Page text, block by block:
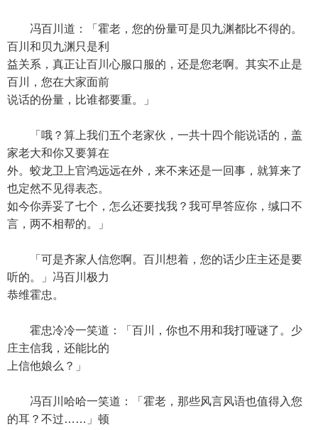
冯百川道：「霍老，您的份量可是贝九渊都比不得的。
百川和贝九渊只是利
益关系，真正让百川心服口服的，还是您老啊。其实不止是
百川，您在大家面前
说话的份量，比谁都要重。」
「哦？算上我们五个老家伙，一共十四个能说话的，盖
家老大和你又要算在
外。蛟龙卫上官鸿远远在外，来不来还是一回事，就算来了
也定然不见得表态。
如今你弄妥了七个，怎么还要找我？我可早答应你，缄口不
言，两不相帮的。」
「可是齐家人信您啊。百川想着，您的话少庄主还是要
听的。」冯百川极力
恭维霍忠。
霍忠冷冷一笑道：「百川，你也不用和我打哑谜了。少
庄主信我，还能比的
上信他娘么？」
冯百川哈哈一笑道：「霍老，那些风言风语也值得入您
的耳？不过……」顿